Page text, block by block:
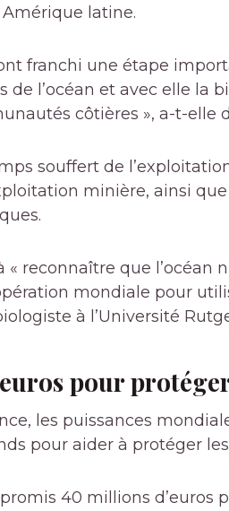
latine.
franchi une étape
de l’océan et avec elle la
côtières », a-t-elle
souffert de
minière, ainsi
« reconnaître que l’océan
mondiale pour
à l’Université
pour
les puissances
pour aider à protéger
40 millions